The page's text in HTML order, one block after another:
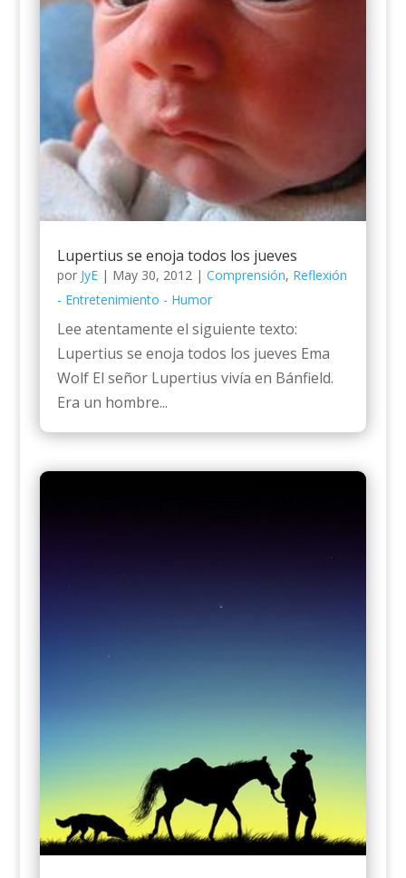
Lupertius se enoja todos los jueves
por JyE| May 30, 2012 | Comprensión, Reflexión
- Entretenimiento - Humor
Lee atentamente el siguiente texto:
Lupertius se enoja todos los jueves Ema
Wolf El señor Lupertius vivía en Bánfield.
Era un hombre...